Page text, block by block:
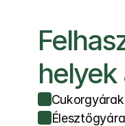
helyek
Cukorgyárak